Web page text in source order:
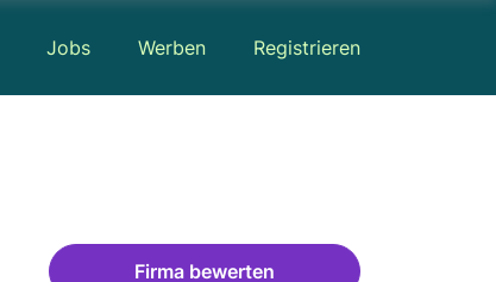
Jobs Werben Registrieren
Firma bewerten